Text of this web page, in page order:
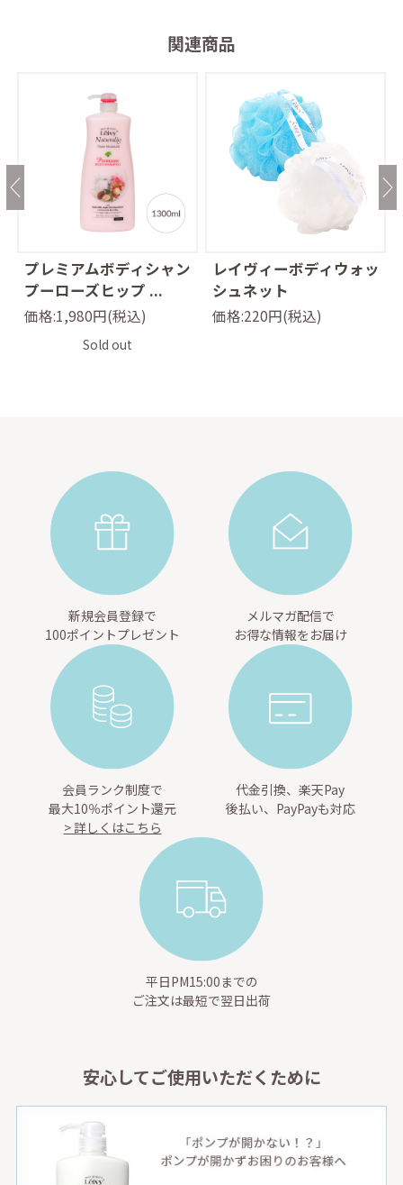
関連商品
プレミアムボディシャン
プーローズヒップ ...
価格:1,980円(税込)
Sold out
レイヴィーボディウォッ
シュネット
価格:220円(税込)
新規会員登録で
100ポイントプレゼント
メルマガ配信で
お得な情報をお届け
会員ランク制度で
最大10％ポイント還元
> 詳しくはこちら
代金引換、楽天Pay
後払い、PayPayも対応
平日PM15:00までの
ご注文は最短で翌日出荷
安心してご使用いただくために